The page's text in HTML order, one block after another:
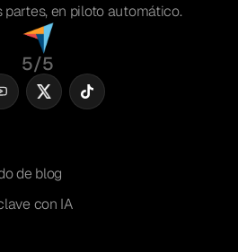
en piloto automático.
5/5
de blog
con IA